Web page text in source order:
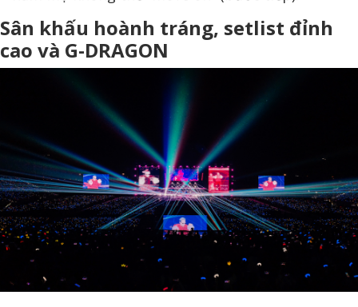
Sân khấu hoành tráng, setlist đỉnh
cao và G-DRAGON